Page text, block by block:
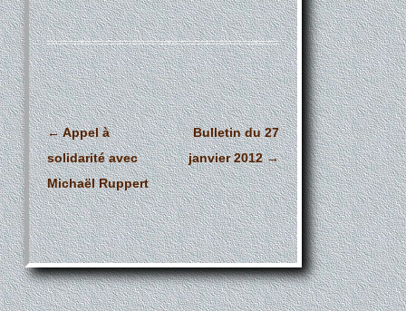
Navigation
des
articles
←Appel à
solidarité avec
Michaël Ruppert
Bulletin du 27
janvier 2012→